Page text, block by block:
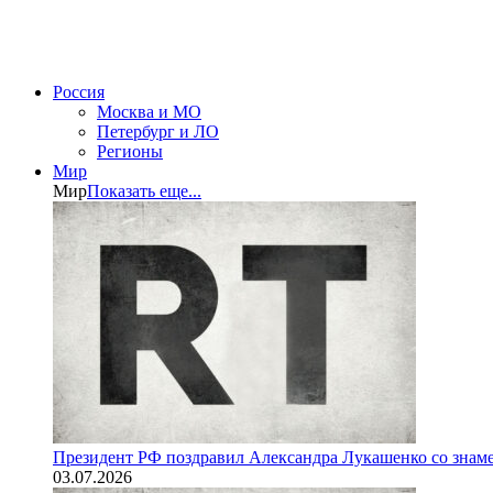
Россия
Москва и МО
Петербург и ЛО
Регионы
Мир
МирПоказать еще...
Президент РФ поздравил Александра Лукашенко со
03.07.2026